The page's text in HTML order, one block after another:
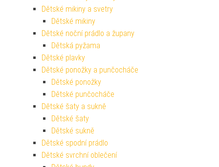
Dětské mikiny a svetry
Dětské mikiny
Dětské noční prádlo a župany
Dětská pyžama
Dětské plavky
Dětské ponožky a punčocháče
Dětské ponožky
Dětské punčocháče
Dětské šaty a sukně
Dětské šaty
Dětské sukně
Dětské spodní prádlo
Dětské svrchní oblečení